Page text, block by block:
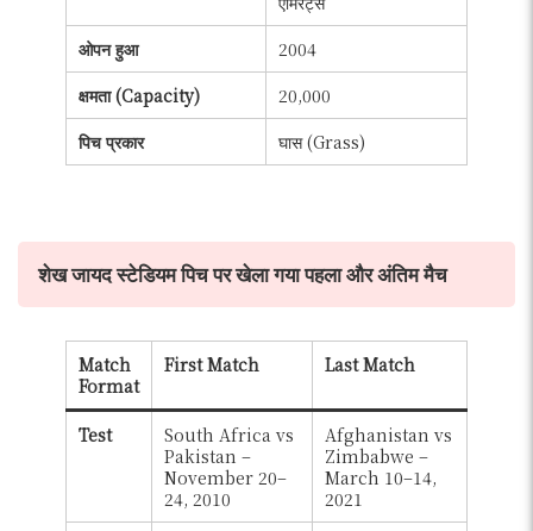
ओपन हुआ
2004
क्षमता (Capacity)
20,000
पिच प्रकार
घास (Grass)
शेख जायद स्टेडियम पिच पर खेला गया पहला और अंतिम मैच
Match
Format
First Match Last Match
Test
South Africa vs
Pakistan –
November 20–
24, 2010
Afghanistan vs
Zimbabwe –
March 10–14,
2021